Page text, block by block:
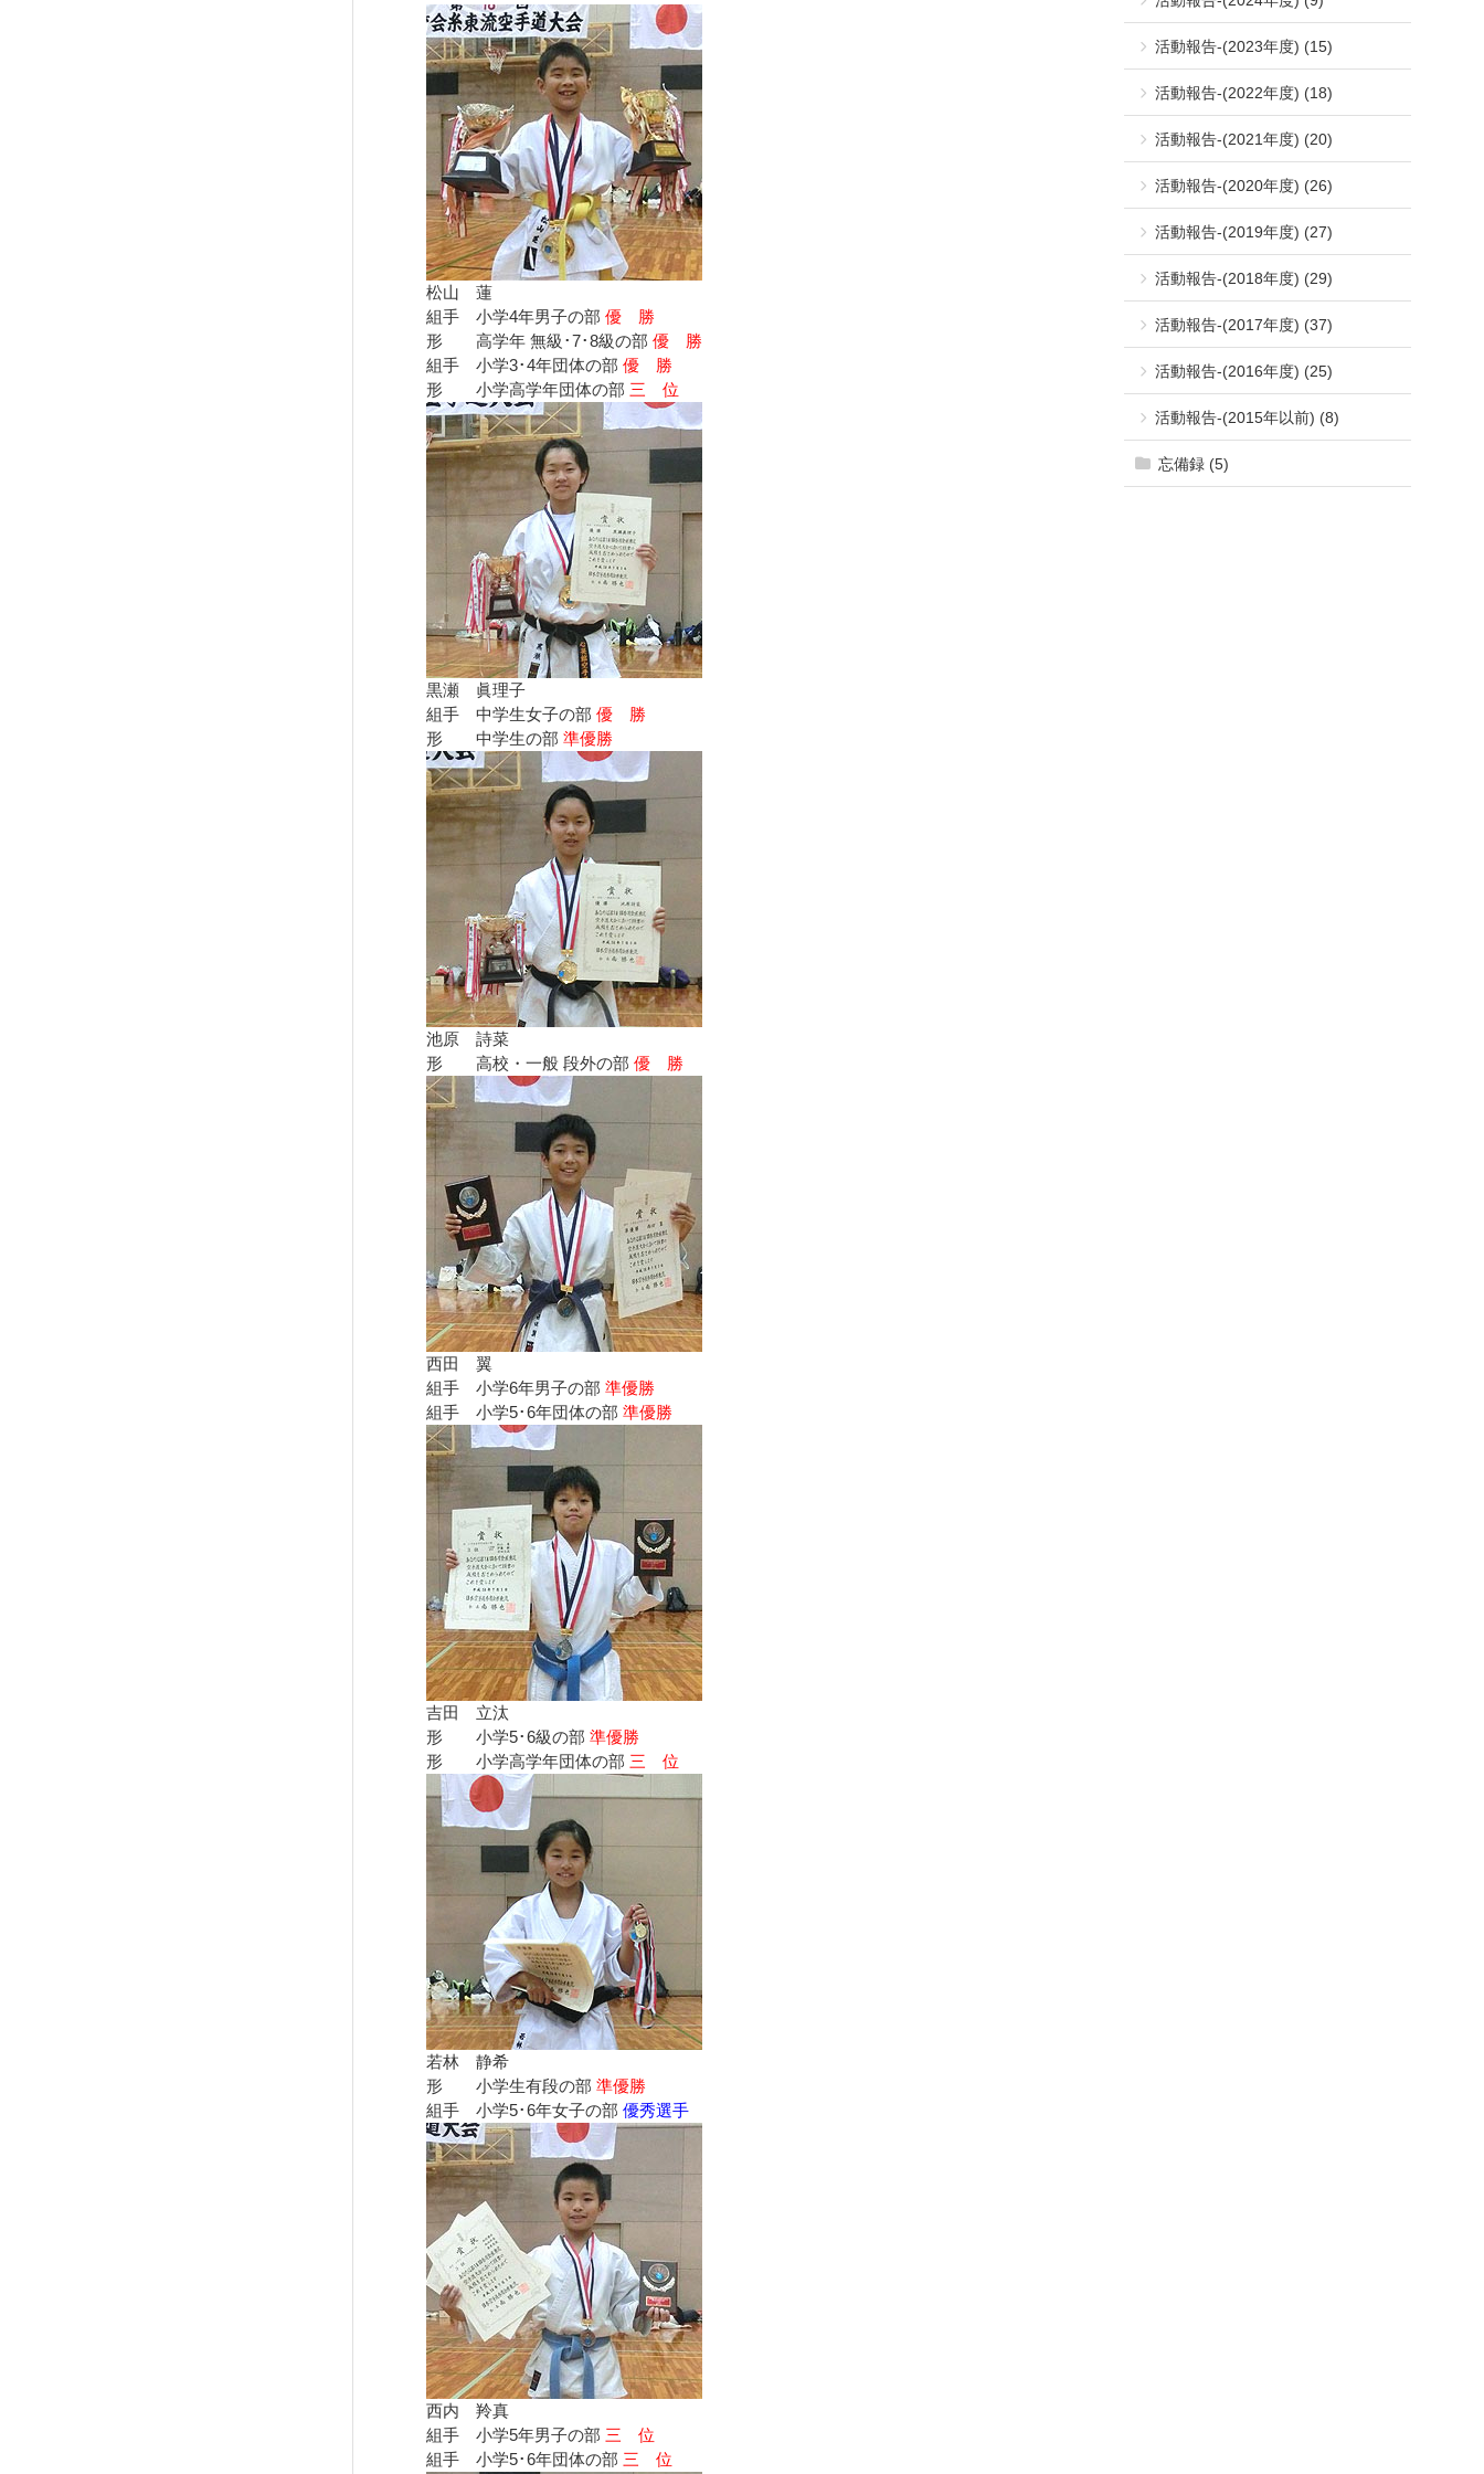
松山 蓮
組手 小学4年男子の部優 勝
形 高学年 無級･7･8級の部優 勝
組手 小学3･4年団体の部優 勝
形 小学高学年団体の部 三 位
黒瀬 眞理子
組手 中学生女子の部優 勝
形 中学生の部準優勝
池原 詩菜
形 高校・一般 段外の部優 勝
西田 翼
組手 小学6年男子の部準優勝
組手 小学5･6年団体の部準優勝
吉田 立汰
形 小学5･6級の部準優勝
形 小学高学年団体の部 三 位
若林 静希
形 小学生有段の部準優勝
組手 小学5･6年女子の部優秀選手
西内 羚真
組手 小学5年男子の部 三 位
組手 小学5･6年団体の部 三 位
活動報告-(2023年度) (15)
活動報告-(2022年度) (18)
活動報告-(2021年度) (20)
活動報告-(2020年度) (26)
活動報告-(2019年度) (27)
活動報告-(2018年度) (29)
活動報告-(2017年度) (37)
活動報告-(2016年度) (25)
活動報告-(2015年以前) (8)
忘備録 (5)